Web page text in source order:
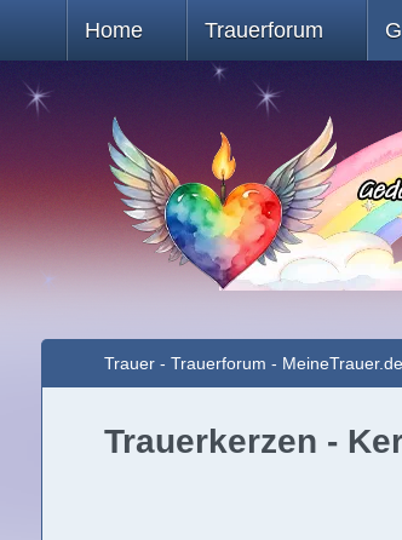
Home Trauerforum
Trauer - Trauerforum -
Trauerkerzen -